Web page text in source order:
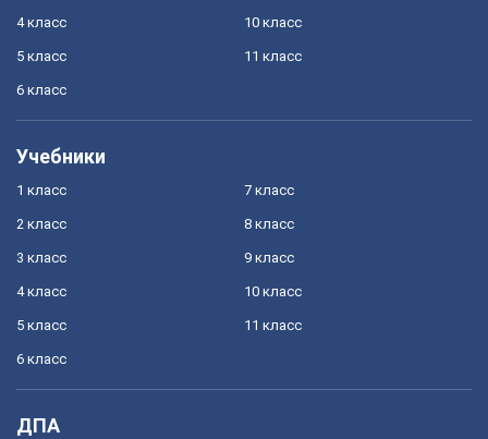
4 класс
5 класс
6 класс
10 класс
11 класс
Учебники
1 класс
2 класс
3 класс
4 класс
5 класс
6 класс
7 класс
8 класс
9 класс
10 класс
11 класс
ДПА